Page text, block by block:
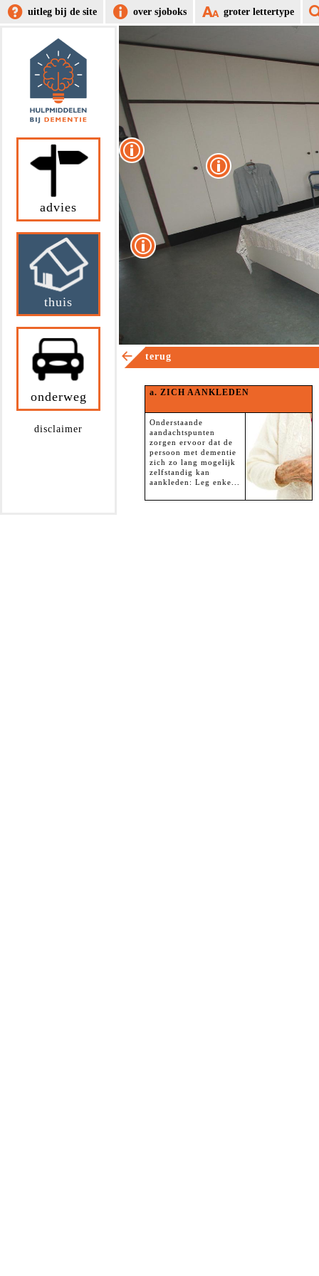
uitleg bij de site over sjoboks groter lettertype
advies
thuis
onderweg
disclaimer
terug
a. ZICH AANKLEDEN
Onderstaande
aandachtspunten
zorgen ervoor dat de
persoon met dementie
zich zo lang mogelijk
zelfstandig kan
aankleden: Leg enke...